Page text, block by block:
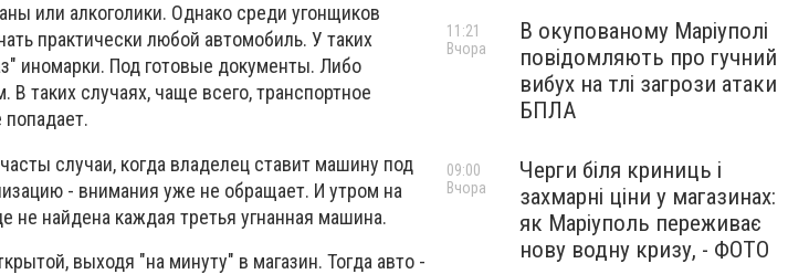
или алкоголики. Однако среди угонщиков
практически любой автомобиль. У таких
иномарки. Под готовые документы. Либо
таких случаях, чаще всего, транспортное
случаи, когда владелец ставит машину под
- внимания уже не обращает. И утром на
не найдена каждая третья угнанная машина.
выходя "на минуту" в магазин. Тогда авто -
В окупованому Маріуполі
повідомляють про гучний
вибух на тлі загрози атаки
БПЛА
11:21
Вчора
Черги біля криниць і
захмарні ціни у магазинах:
як Маріуполь переживає
нову водну кризу, - ФОТО
09:00
Вчора